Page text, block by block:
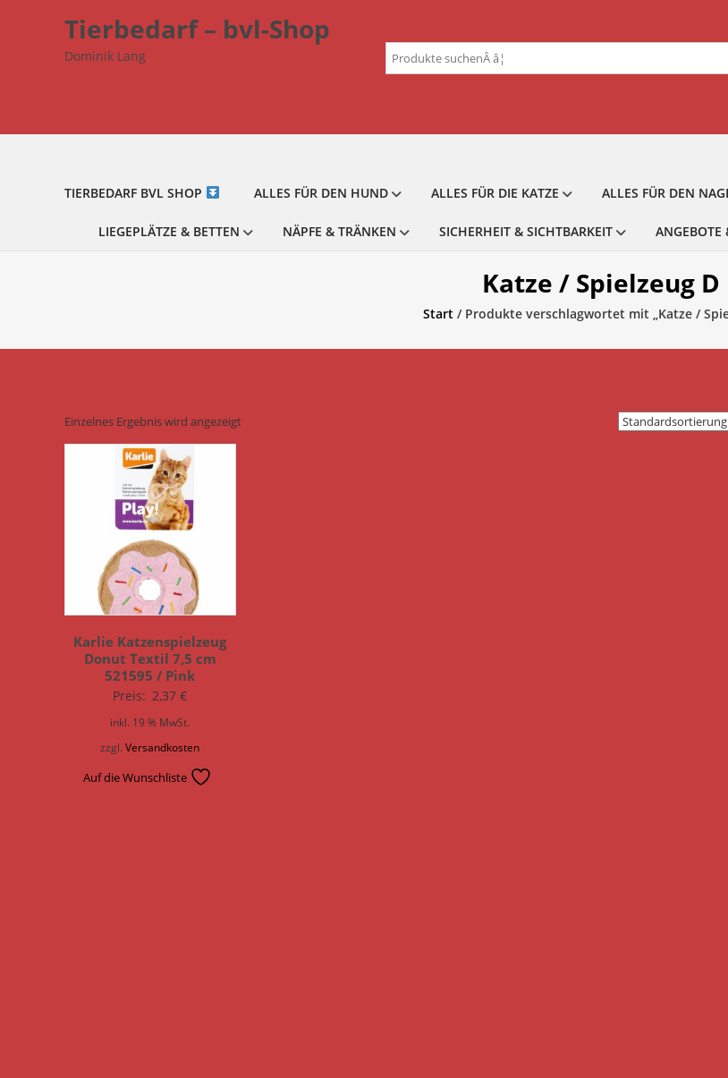
Tierbedarf – bvl-Shop
Dominik Lang
Suchen
nach:
TIERBEDARF BVL SHOP ALLES FÜR DEN HUND ALLES FÜR DIE KATZE ALLES FÜR DEN
LIEGEPLÄTZE & BETTEN NÄPFE & TRÄNKEN SICHERHEIT & SICHTBARKEIT ANGEBOTE
Katze / Spielzeug D
Start/ Produkte verschlagwortet mit „Katze /
Einzelnes Ergebnis wird angezeigt
Karlie Katzenspielzeug
Donut Textil 7,5 cm
521595 / Pink
Preis: 2,37€
inkl. 19 % MwSt.
zzgl.Versandkosten
Auf die Wunschliste